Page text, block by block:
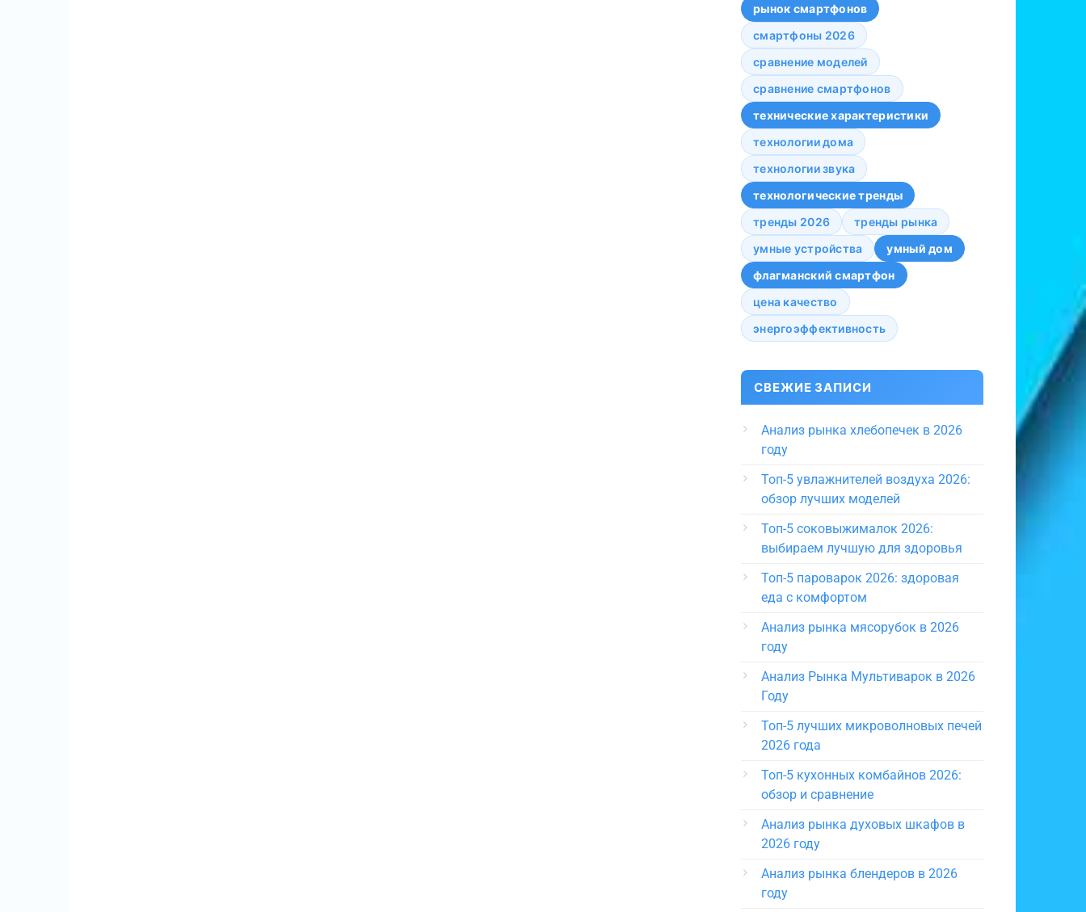
рынок смартфонов
смартфоны 2026
сравнение моделей
сравнение смартфонов
технические характеристики
технологии дома
технологии звука
технологические тренды
тренды 2026
тренды рынка
умные устройства
умный дом
флагманский смартфон
цена качество
энергоэффективность
СВЕЖИЕ ЗАПИСИ
Анализ рынка хлебопечек в 2026
году
Топ-5 увлажнителей воздуха 2026:
обзор лучших моделей
Топ-5 соковыжималок 2026:
выбираем лучшую для здоровья
Топ-5 пароварок 2026: здоровая
еда с комфортом
Анализ рынка мясорубок в 2026
году
Анализ Рынка Мультиварок в 2026
Году
Топ-5 лучших микроволновых печей
2026 года
Топ-5 кухонных комбайнов 2026:
обзор и сравнение
Анализ рынка духовых шкафов в
2026 году
Анализ рынка блендеров в 2026
году